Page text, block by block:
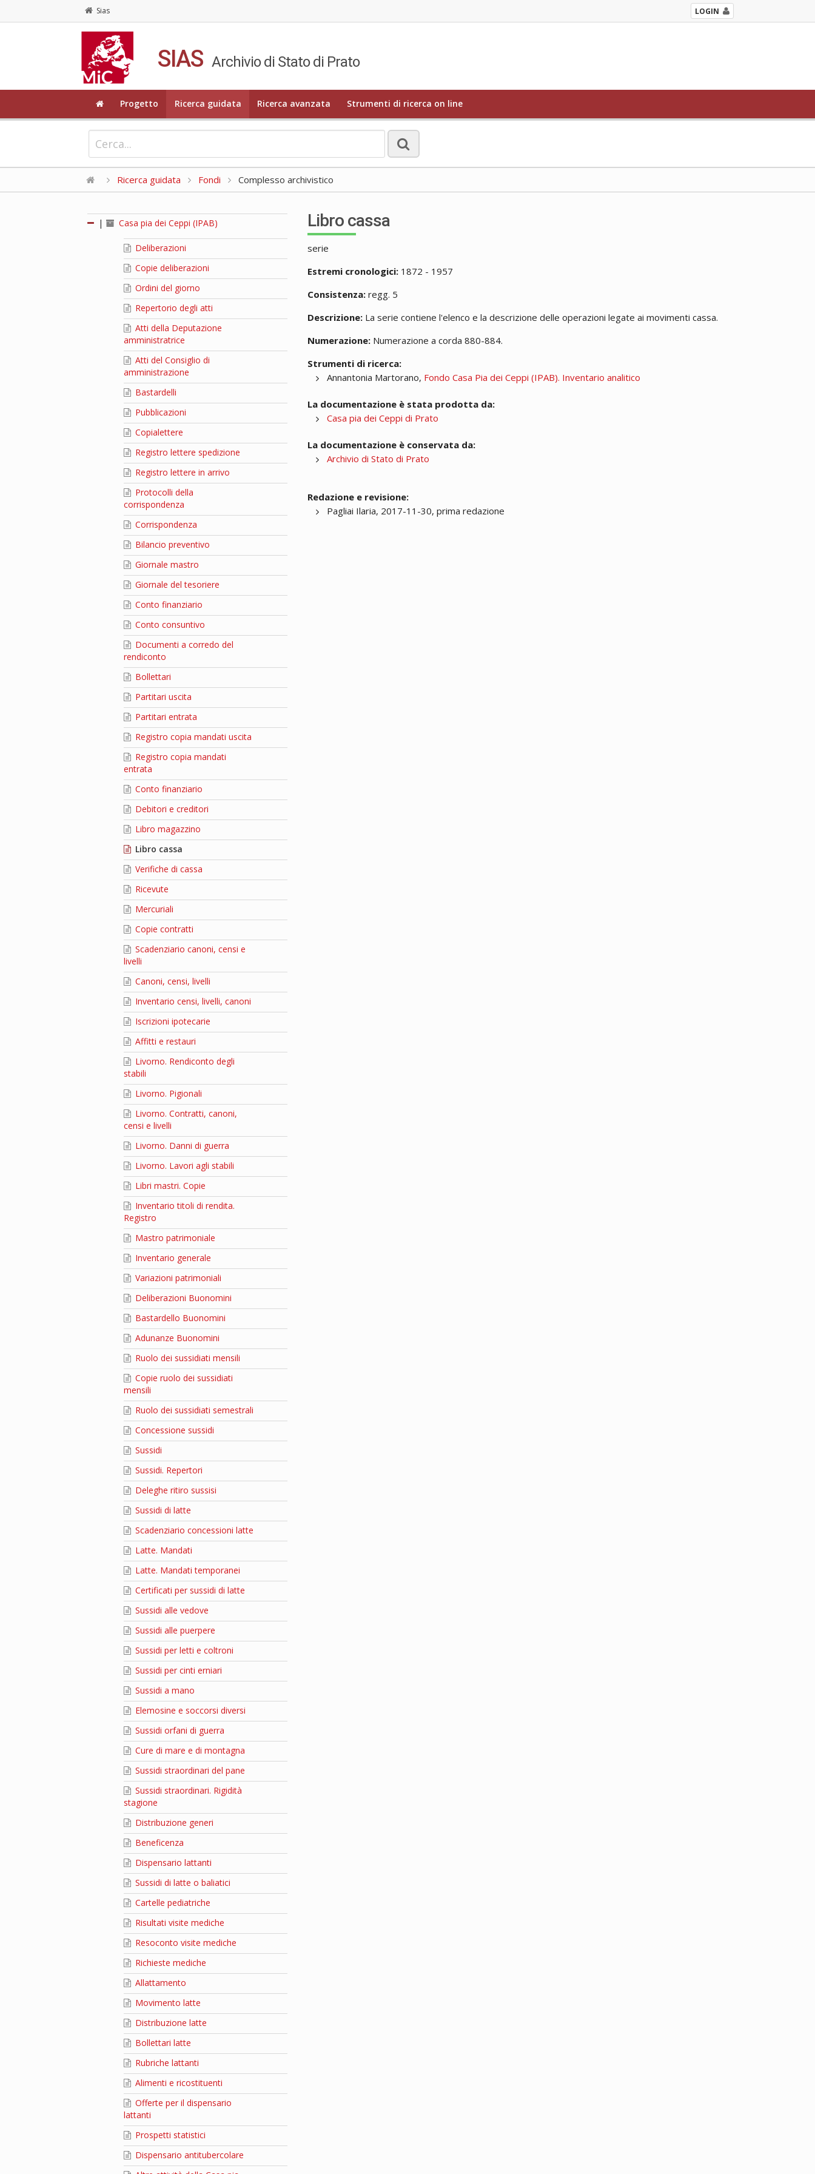
Sias LOGIN
SIAS Archivio di Stato di Prato
Progetto Ricerca guidata Ricerca avanzata Strumenti di ricerca on line
Ricerca guidata Fondi Complesso archivistico
| Casa pia dei Ceppi (IPAB)
Deliberazioni
Copie deliberazioni
Ordini del giorno
Repertorio degli atti
Atti della Deputazione
amministratrice
Atti del Consiglio di
amministrazione
Bastardelli
Pubblicazioni
Copialettere
Registro lettere spedizione
Registro lettere in arrivo
Protocolli della
corrispondenza
Corrispondenza
Bilancio preventivo
Giornale mastro
Giornale del tesoriere
Conto finanziario
Conto consuntivo
Documenti a corredo del
rendiconto
Bollettari
Partitari uscita
Partitari entrata
Registro copia mandati uscita
Registro copia mandati
entrata
Conto finanziario
Debitori e creditori
Libro magazzino
Libro cassa
Verifiche di cassa
Ricevute
Mercuriali
Copie contratti
Scadenziario canoni, censi e
livelli
Canoni, censi, livelli
Inventario censi, livelli, canoni
Iscrizioni ipotecarie
Affitti e restauri
Livorno. Rendiconto degli
stabili
Livorno. Pigionali
Livorno. Contratti, canoni,
censi e livelli
Livorno. Danni di guerra
Livorno. Lavori agli stabili
Libri mastri. Copie
Inventario titoli di rendita.
Registro
Mastro patrimoniale
Inventario generale
Variazioni patrimoniali
Deliberazioni Buonomini
Bastardello Buonomini
Adunanze Buonomini
Ruolo dei sussidiati mensili
Copie ruolo dei sussidiati
mensili
Ruolo dei sussidiati semestrali
Concessione sussidi
Sussidi
Sussidi. Repertori
Deleghe ritiro sussisi
Sussidi di latte
Scadenziario concessioni latte
Latte. Mandati
Latte. Mandati temporanei
Certificati per sussidi di latte
Sussidi alle vedove
Sussidi alle puerpere
Sussidi per letti e coltroni
Sussidi per cinti erniari
Sussidi a mano
Elemosine e soccorsi diversi
Sussidi orfani di guerra
Cure di mare e di montagna
Sussidi straordinari del pane
Sussidi straordinari. Rigidità
stagione
Distribuzione generi
Beneficenza
Dispensario lattanti
Sussidi di latte o baliatici
Cartelle pediatriche
Risultati visite mediche
Resoconto visite mediche
Richieste mediche
Allattamento
Movimento latte
Distribuzione latte
Bollettari latte
Rubriche lattanti
Alimenti e ricostituenti
Offerte per il dispensario
lattanti
Prospetti statistici
Dispensario antitubercolare
Libro cassa
serie
Estremi cronologici: 1872 - 1957
Consistenza: regg. 5
Descrizione: La serie contiene l'elenco e la descrizione delle operazioni legate ai movimenti cassa.
Numerazione: Numerazione a corda 880-884.
Strumenti di ricerca:
Annantonia Martorano, Fondo Casa Pia dei Ceppi (IPAB). Inventario analitico
La documentazione è stata prodotta da:
Casa pia dei Ceppi di Prato
La documentazione è conservata da:
Archivio di Stato di Prato
Redazione e revisione:
Pagliai Ilaria, 2017-11-30, prima redazione